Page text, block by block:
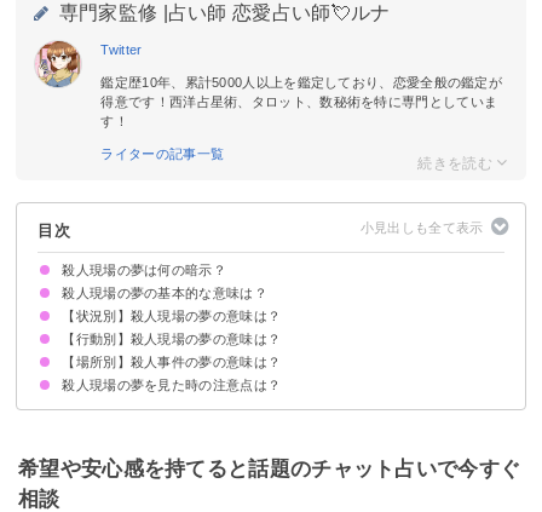
専門家監修 | 占い師 恋愛占い師💘ルナ
Twitter
鑑定歴10年、累計5000人以上を鑑定しており、恋愛全般の鑑定が
得意です！西洋占星術、タロット、数秘術を特に専門としていま
す！
ライターの記事一覧
目次
殺人現場の夢は何の暗示？
殺人現場の夢の基本的な意味は？
ストレスや悩みを抱えている暗示
状況によって意味が決まる
【状況別】殺人現場の夢の意味は？
殺人現場を目撃する夢【吉夢】
殺人現場で犯人を目撃する夢【吉夢】
殺人現場で死体を見る夢【吉夢】
殺人事件に巻き込まれる夢【警告夢・吉夢】
無差別殺人事件の夢【警告夢】
血だらけの殺人現場の夢【吉夢】
【行動別】殺人現場の夢の意味は？
殺人現場を見て警察に連絡する夢【警告夢】
殺人現場を隠す夢【警告夢】
殺人現場を捜査する夢【吉夢】
殺人現場を歩く夢【警告夢】
殺人現場で言い争いする夢【吉夢】
【場所別】殺人事件の夢の意味は？
家の近くで殺人事件が起こる夢【警告夢】
ホテルで殺人事件が起こる夢【吉夢】
廃墟で殺人事件が起こる夢【凶夢】
自宅で殺人事件が起こる夢【警告夢】
殺人現場の夢を見た時の注意点は？
十分な休息を取る
警告夢や凶夢の内容を人に話す
希望や安心感を持てると話題のチャット占いで今すぐ
相談